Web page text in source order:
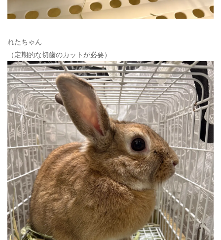
れたちゃん
（定期的な切歯のカットが必要）